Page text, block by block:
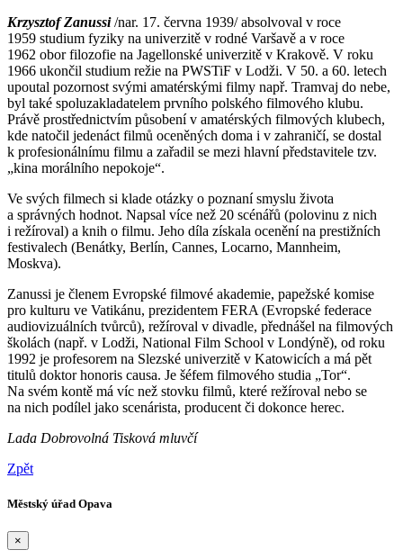
Krzysztof Zanussi/nar. 17. června 1939/ absolvoval v roce
1959 studium fyziky na univerzitě v rodné Varšavě a v roce
1962 obor filozofie na Jagellonské univerzitě v Krakově. V roku
1966 ukončil studium režie na PWSTiF v Lodži. V 50. a 60. letech
upoutal pozornost svými amatérskými filmy např. Tramvaj do nebe,
byl také spoluzakladatelem prvního polského filmového klubu.
Právě prostřednictvím působení v amatérských filmových klubech,
kde natočil jedenáct filmů oceněných doma i v zahraničí, se dostal
k profesionálnímu filmu a zařadil se mezi hlavní představitele tzv.
„kina morálního nepokoje“.
Ve svých filmech si klade otázky o poznaní smyslu života
a správných hodnot. Napsal více než 20 scénářů (polovinu z nich
i režíroval) a knih o filmu. Jeho díla získala ocenění na prestižních
festivalech (Benátky, Berlín, Cannes, Locarno, Mannheim,
Moskva).
Zanussi je členem Evropské filmové akademie, papežské komise
pro kulturu ve Vatikánu, prezidentem FERA (Evropské federace
audiovizuálních tvůrců), režíroval v divadle, přednášel na filmových
školách (např. v Lodži, National Film School v Londýně), od roku
1992 je profesorem na Slezské univerzitě v Katowicích a má pět
titulů doktor honoris causa. Je šéfem filmového studia „Tor“.
Na svém kontě má víc než stovku filmů, které režíroval nebo se
na nich podílel jako scenárista, producent či dokonce herec.
Lada Dobrovolná Tisková mluvčí
Zpět
Městský úřad Opava
×